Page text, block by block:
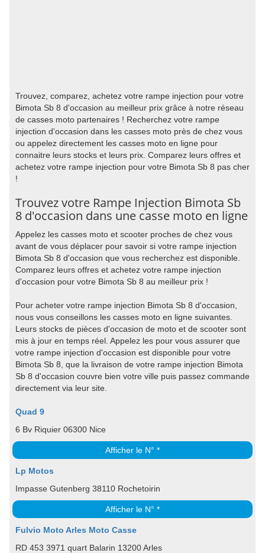
Trouvez, comparez, achetez votre rampe injection pour votre
Bimota Sb 8 d'occasion au meilleur prix grâce à notre réseau
de casses moto partenaires ! Recherchez votre rampe
injection d'occasion dans les casses moto près de chez vous
ou appelez directement les casses moto en ligne pour
connaitre leurs stocks et leurs prix. Comparez leurs offres et
achetez votre rampe injection pour votre Bimota Sb 8 pas cher
!
Trouvez votre Rampe Injection Bimota Sb
8 d'occasion dans une casse moto en ligne
Appelez les casses moto et scooter proches de chez vous
avant de vous déplacer pour savoir si votre rampe injection
Bimota Sb 8 d'occasion que vous recherchez est disponible.
Comparez leurs offres et achetez votre rampe injection
d'occasion pour votre Bimota Sb 8 au meilleur prix !
Pour acheter votre rampe injection Bimota Sb 8 d'occasion,
nous vous conseillons les casses moto en ligne suivantes.
Leurs stocks de pièces d'occasion de moto et de scooter sont
mis à jour en temps réel. Appelez les pour vous assurer que
votre rampe injection d'occasion est disponible pour votre
Bimota Sb 8, que la livraison de votre rampe injection Bimota
Sb 8 d'occasion couvre bien votre ville puis passez commande
directement via leur site.
Quad 9
6 Bv Riquier 06300 Nice
Afficher le N° *
Lp Motos
Impasse Gutenberg 38110 Rochetoirin
Afficher le N° *
Fulvio Moto Arles Moto Casse
RD 453 3971 quart Balarin 13200 Arles